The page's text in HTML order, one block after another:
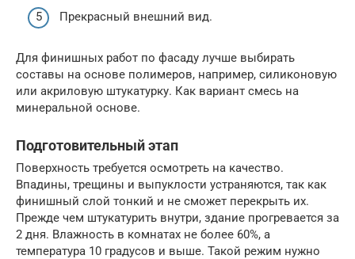
Прекрасный внешний вид.
Для финишных работ по фасаду лучше выбирать
составы на основе полимеров, например, силиконовую
или акриловую штукатурку. Как вариант смесь на
минеральной основе.
Подготовительный этап
Поверхность требуется осмотреть на качество.
Впадины, трещины и выпуклости устраняются, так как
финишный слой тонкий и не сможет перекрыть их.
Прежде чем штукатурить внутри, здание прогревается за
2 дня. Влажность в комнатах не более 60%, а
температура 10 градусов и выше. Такой режим нужно